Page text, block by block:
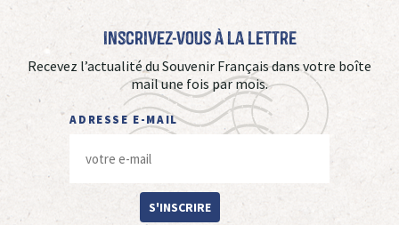
Inscrivez-vous à La Lettre
Recevez l’actualité du Souvenir Français dans votre boîte
mail une fois par mois.
ADRESSE E-MAIL
S'INSCRIRE